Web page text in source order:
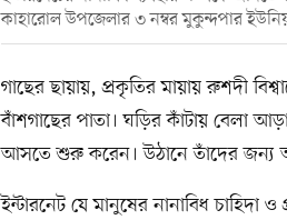
কাহারোল উপজেলার ৩ নম্বর মুকুন্দপার
গাছের ছায়ায়, প্রকৃতির মায়ায় রুশদী
বাঁশগাছের পাতা। ঘড়ির কাঁটায় বেলা
আসতে শুরু করেন। উঠানে তাঁদের জন্য
ইন্টারনেট যে মানুষের নানাবিধ